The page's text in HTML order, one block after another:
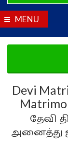
MENU
Devi
தேவி
அனைத்து